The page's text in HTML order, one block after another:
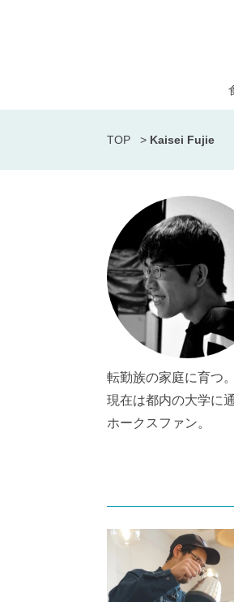
TOP > Kaisei Fujie
転勤族の家庭に育つ
現在は都内の大学に
ホークスファン。